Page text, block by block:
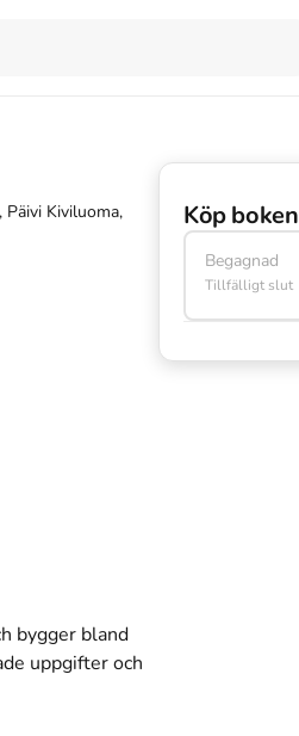
Päivi Kiviluoma,
bygger bland
uppgifter och
Köp boken
Begagnad
Tillfälligt slut